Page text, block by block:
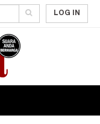
LOG IN